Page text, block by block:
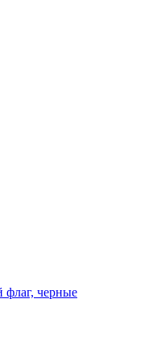
флаг, черные